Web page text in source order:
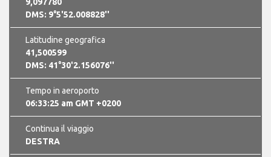
9,097780
DMS: 9°5'52.008828''
Latitudine geografica
41,500599
DMS: 41°30'2.156076''
Tempo in aeroporto
06:33:26 am GMT +0200
Continua il viaggio
DESTRA